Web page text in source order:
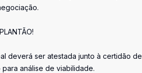
deverá ser atestada junto à certidão
análise de viabilidade.